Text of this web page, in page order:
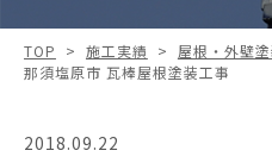
TOP > 施工実績 > 屋根・外壁
那須塩原市 瓦棒屋根塗装工事
2018.09.22